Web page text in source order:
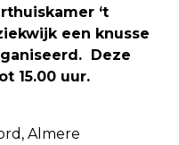
‘t
een knusse
Deze
15.00 uur.
Almere